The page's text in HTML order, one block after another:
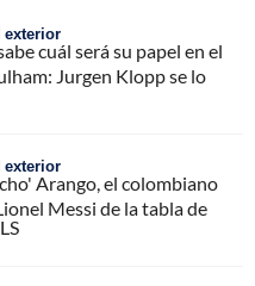
exterior
cuál será su papel en el
Jurgen Klopp se lo
exterior
Arango, el colombiano
Messi de la tabla de